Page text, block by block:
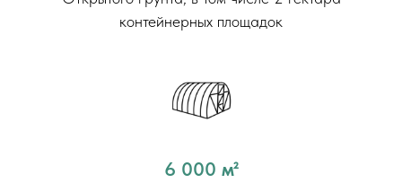
контейнерных площадок
6 000 м²